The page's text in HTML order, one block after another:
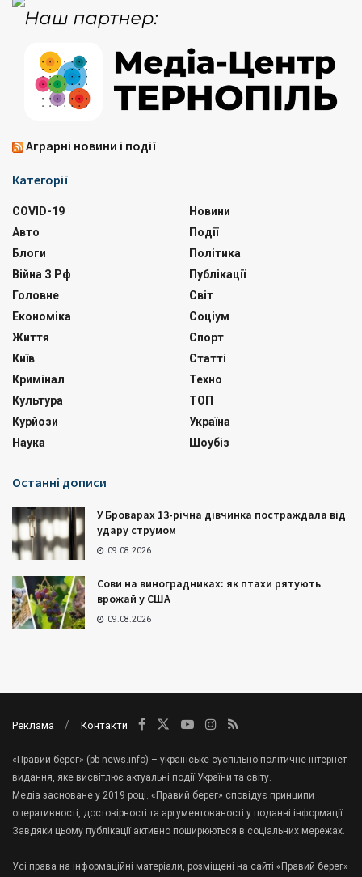
Аграрні новини і події
Категорії
COVID-19
Авто
Блоги
Війна З Рф
Головне
Економіка
Життя
Київ
Кримінал
Культура
Курйози
Наука
Новини
Події
Політика
Публікації
Світ
Соціум
Спорт
Статті
Техно
ТОП
Україна
Шоубіз
Останні дописи
У Броварах 13-річна дівчинка постраждала від
удару струмом
09.08.2026
Сови на виноградниках: як птахи рятують
врожай у США
09.08.2026
Реклама Контакти
«Правий берег» (pb-news.info) – українське суспільно-політичне інтернет-
видання, яке висвітлює актуальні події України та світу.
Медіа засноване у 2019 році. «Правий берег» сповідує принципи
оперативності, достовірності та аргументованості у поданні інформації.
Завдяки цьому публікації активно поширюються в соціальних мережах.
Усі права на інформаційні матеріали, розміщені на сайті «Правий берег»